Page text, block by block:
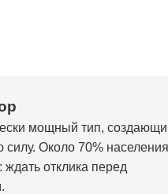
мощный тип,
силу. Около 70%
ждать отклика перед